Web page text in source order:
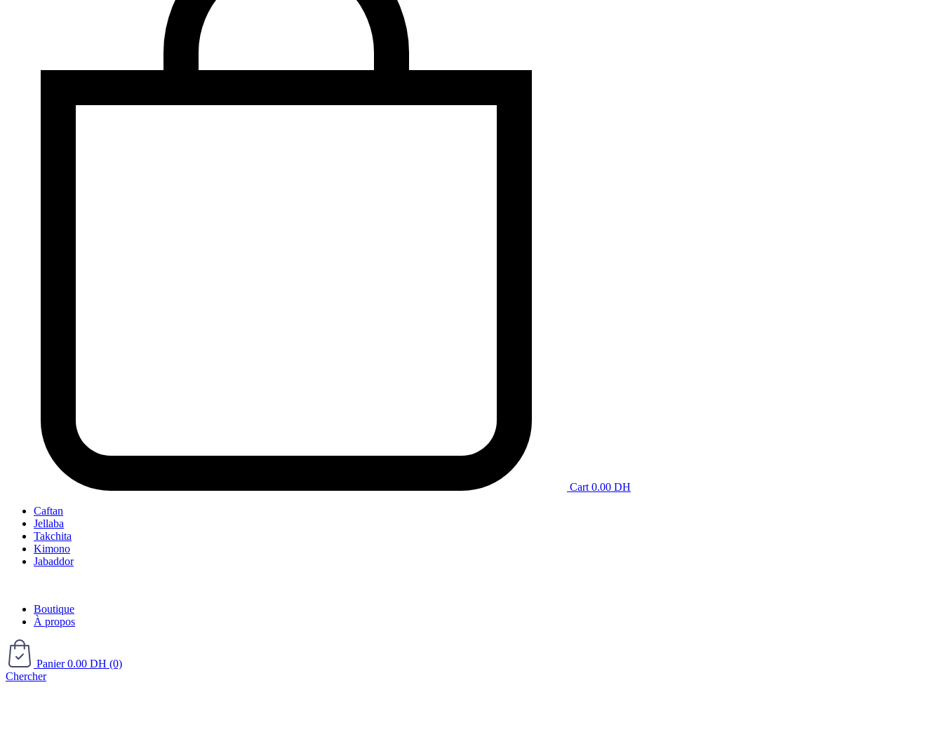
Cart 0.00 DH
Caftan
Jellaba
Takchita
Kimono
Jabaddor
Boutique
À propos
Panier0.00 DH (0)
Chercher